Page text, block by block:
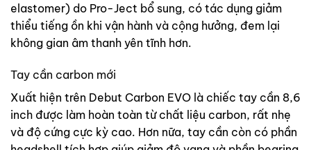
elastomer) do Pro-Ject bổ sung, có tác dụng giảm
thiểu tiếng ồn khi vận hành và cộng hưởng, đem lại
không gian âm thanh yên tĩnh hơn.
Tay cần carbon mới
Xuất hiện trên Debut Carbon EVO là chiếc tay cần 8,6
inch được làm hoàn toàn từ chất liệu carbon, rất nhẹ
và độ cứng cực kỳ cao. Hơn nữa, tay cần còn có phần